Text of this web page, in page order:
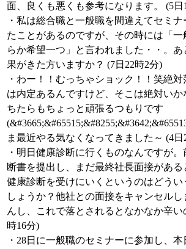
面、良くも悪くも参考になります。 (5日
・私は総合職と一般職を間違えてセミ
たことがあるのですが、その時には「一
らか希望一つ」と言われました・・。
果がきた方いますか？ (7日22時2分)
・わー！！むっちゃショック！！笑絶
は内定あるんですけど、そこは絶対い
ちたらもちょっと頑張るつもりです
ま最近やる気なくなってきました～ (4日
・明日健康診断に行くものなんですが
断書を提出し、まだ最終社長面接があ
健康診断を受けにいくというのはどう
しょうか？他社との面接をキャンセル
んし、これで落とされるとなかなか辛い
時16分)
・28日に一般職のセミナーに参加し、